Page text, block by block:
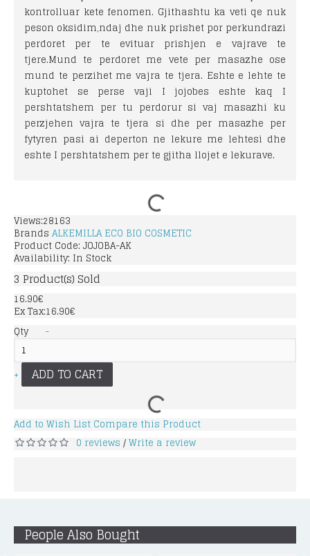
kontrolluar kete fenomen. Gjithashtu ka veti qe nuk
peson oksidim,ndaj dhe nuk prishet por perkundrazi
perdoret per te evituar prishjen e vajrave te
tjere.Mund te perdoret me vete per masazhe ose
mund te perzihet me vajra te tjera. Eshte e lehte te
kuptohet se perse vaji I jojobes eshte kaq I
pershtatshem per tu perdorur si vaj masazhi ku
perzjehen vajra te tjera si dhe per masazhe per
fytyren pasi ai deperton ne lekure me lehtesi dhe
eshte I pershtatshem per te gjitha llojet e lekurave.
Views:28163
Brands ALKEMILLA ECO BIO COSMETIC
Product Code: JOJOBA-AK
Availability: In Stock
3 Product(s) Sold
16.90€
Ex Tax:16.90€
Qty
-
+ ADD TO CART
Add to Wish List Compare this Product
0 reviews /Write a review
People Also Bought